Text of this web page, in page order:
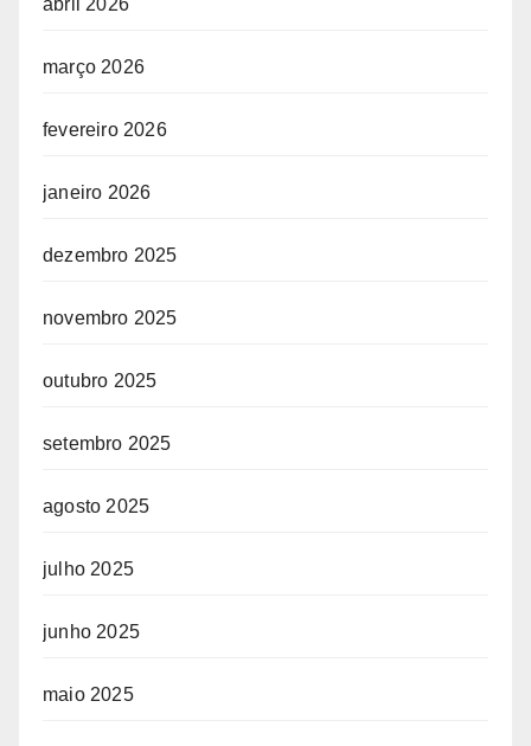
abril 2026
março 2026
fevereiro 2026
janeiro 2026
dezembro 2025
novembro 2025
outubro 2025
setembro 2025
agosto 2025
julho 2025
junho 2025
maio 2025